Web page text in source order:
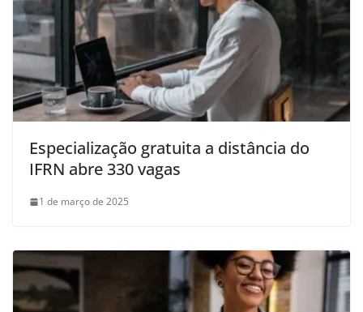
Especialização gratuita a distância do
IFRN abre 330 vagas
1 de março de 2025